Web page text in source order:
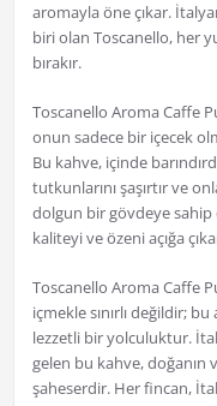
aromayla öne çıkar.
biri olan Toscanello, her
bırakır.
Toscanello Aroma Caffe
onun sadece bir içecek
Bu kahve, içinde
tutkunlarını şaşırtır ve
dolgun bir gövdeye
kaliteyi ve özeni açığa
Toscanello Aroma Caffe
içmekle sınırlı değildir;
lezzetli bir yolculuktur.
gelen bu kahve,
şaheserdir. Her fincan,